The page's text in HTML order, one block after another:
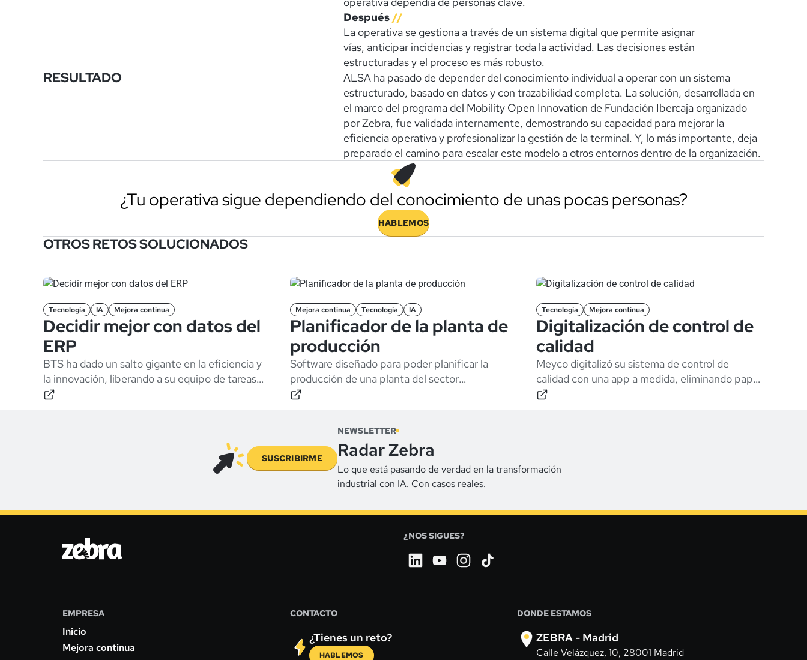
Después //
La operativa se gestiona a través de un sistema digital que permite asignar
vías, anticipar incidencias y registrar toda la actividad. Las decisiones están
estructuradas y el proceso es más robusto.
RESULTADO
ALSA ha pasado de depender del conocimiento individual a operar con un sistema
estructurado, basado en datos y con trazabilidad completa. La solución, desarrollada en
el marco del programa del Mobility Open Innovation de Fundación Ibercaja organizado
por Zebra, fue validada internamente, demostrando su capacidad para mejorar la
eficiencia operativa y profesionalizar la gestión de la terminal. Y, lo más importante, deja
preparado el camino para escalar este modelo a otros entornos dentro de la organización.
¿Tu operativa sigue dependiendo del conocimiento de unas pocas personas?
HABLEMOS
OTROS RETOS SOLUCIONADOS
Tecnología IA Mejora continua
Decidir mejor con datos del
ERP
BTS ha dado un salto gigante en la eficiencia y
la innovación, liberando a su equipo de tareas
repetitivas y transformando datos en decisiones
Mejora continua Tecnología IA
Planificador de la planta de
producción
Software diseñado para poder planificar la
producción de una planta del sector
automoción en COPO.
Tecnología Mejora continua
Digitalización de control de
calidad
Meyco digitalizó su sistema de control de
calidad con una app a medida, eliminando papel
y reduciendo errores en planta.
SUSCRIBIRME
NEWSLETTER
Radar Zebra
Lo que está pasando de verdad en la transformación
industrial con IA. Con casos reales.
¿NOS SIGUES?
EMPRESA
Inicio
Mejora continua
CONTACTO
¿Tienes un reto?
HABLEMOS
DONDE ESTAMOS
ZEBRA - Madrid
Calle Velázquez, 10, 28001 Madrid